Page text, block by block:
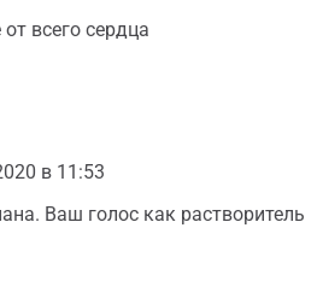
всего сердца
в 11:53
Ваш голос как растворитель